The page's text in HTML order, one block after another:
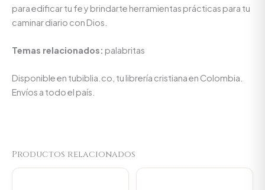
para edificar tu fe y brindarte herramientas prácticas para tu
caminar diario con Dios.
Temas relacionados: palabritas
Disponible en tubiblia.co, tu librería cristiana en Colombia.
Envíos a todo el país.
Productos relacionados
Current
Current